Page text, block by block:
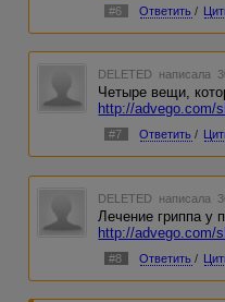
#6 Ответить /
DELETED написала
Четыре вещи,
http://advego.com/
#7 Ответить /
DELETED написала
Лечение гриппа у
http://advego.com/
#8 Ответить /